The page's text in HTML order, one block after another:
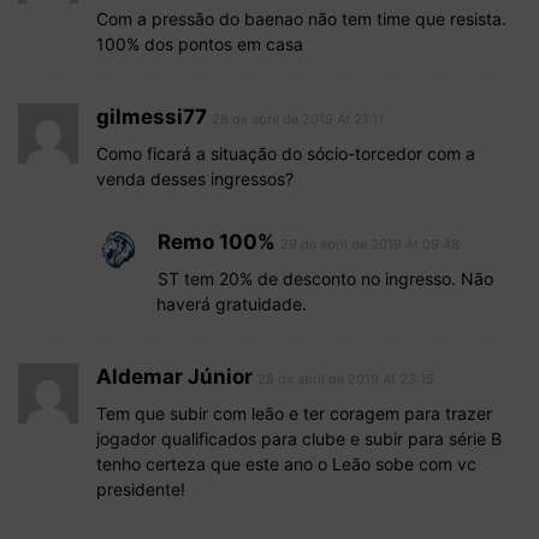
Com a pressão do baenao não tem time que resista.
100% dos pontos em casa
gilmessi77
Como ficará a situação do sócio-torcedor com a
venda desses ingressos?
Remo 100%
ST tem 20% de desconto no ingresso. Não
haverá gratuidade.
Aldemar Júnior
Tem que subir com leão e ter coragem para trazer
jogador qualificados para clube e subir para série B
tenho certeza que este ano o Leão sobe com vc
presidente!